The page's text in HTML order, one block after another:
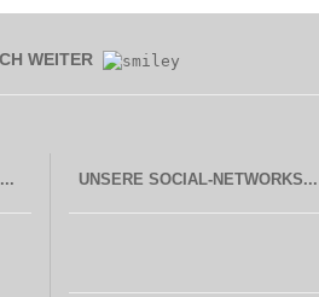
WEITER
UNSERE SOCIAL-NETWORKS...